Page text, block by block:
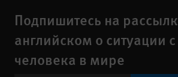
Подпишитесь на
английском о ситуации
человека в мире